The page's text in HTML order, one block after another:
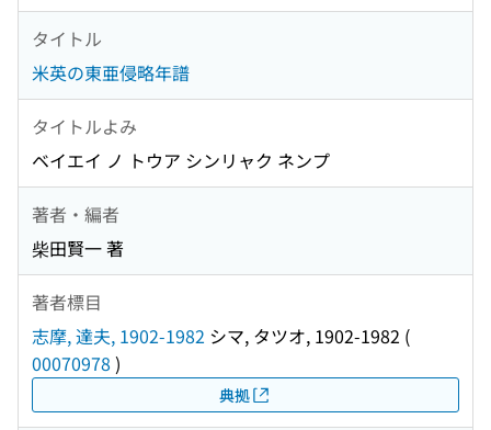
タイトル
米英の東亜侵略年譜
タイトルよみ
ベイエイ ノ トウア シンリャク ネンプ
著者・編者
柴田賢一 著
著者標目
志摩, 達夫, 1902-1982 シマ, タツオ, 1902-1982 (
00070978 )
典拠